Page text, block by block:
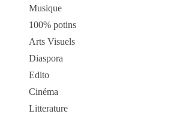
Musique
100% potins
Arts Visuels
Diaspora
Edito
Cinéma
Litterature